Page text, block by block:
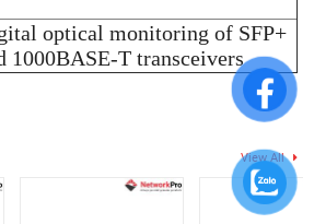
optical monitoring of SFP+
1000BASE-T transceivers
switch aruba
xét “JL260A Switch Aruba 2930F 48
Uplink”
View All